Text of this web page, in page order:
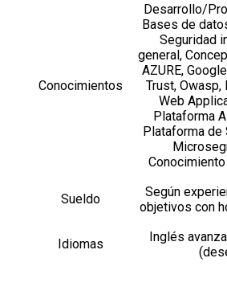
Conocimientos
Desarrollo/
Bases de
Seguridad
general,
AZURE,
Trust, Owasp,
Web
Plataforma
Plataforma de
Conocimiento
Sueldo
Según
objetivos con
Idiomas
Inglés